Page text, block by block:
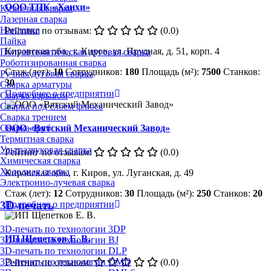
Кузнечная сварка
Лазерная сварка
Наплавка
Пайка
Полуавтоматическая дуговая сварка
Роботизированная сварка
Ручная дуговая сварка
Сварка арматуры
Сварка взрывом
Сварка под слоем флюса
Сварка трением
Сварка труб
Термитная сварка
Ультразвуковая сварка
Химическая сварка
Холодная сварка
Электронно-лучевая сварка
3D-печать
3D-печать по технологии 3DP
3D-печать по технологии BJ
3D-печать по технологии DLP
3D-печать по технологии DMD
ООО ТПК «Ханхи»
Рейтинг по отзывам:
(0.0)
Кировская обл., г. Киров, ул. Прудная, д. 51, корп. 4
Стаж (лет):10 Сотрудников: 180 Площадь (м²): 7500 Станков:
30
Подробнее о предприятии
ООО «Вятский Механический Завод»
Рейтинг по отзывам:
(0.0)
Кировская обл., г. Киров, ул. Луганская, д. 49
Стаж (лет): 12 Сотрудников: 30 Площадь (м²): 250 Станков: 20
Подробнее о предприятии
ИП Щепетков Е. В.
Рейтинг по отзывам: (0.0)